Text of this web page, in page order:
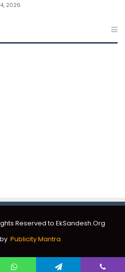
2026
Reserved to EkSandesh.Org
Publicity Mantra